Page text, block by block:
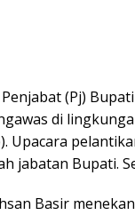
Penjabat (Pj)
di
Upacara
jabatan Bupati.
Basir